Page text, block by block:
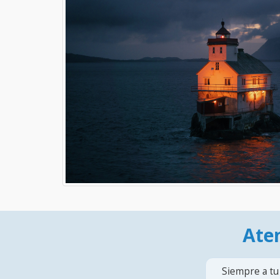
Siempre a